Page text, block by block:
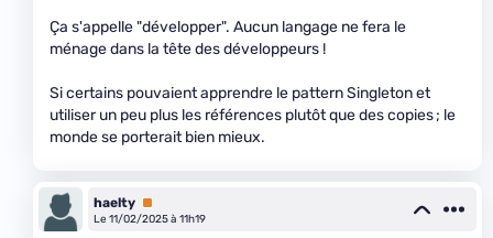
Ça s'appelle "développer". Aucun langage ne fera le
ménage dans la tête des développeurs !
Si certains pouvaient apprendre le pattern Singleton et
utiliser un peu plus les références plutôt que des copies ; le
monde se porterait bien mieux.
haelty Premium
Le 11/02/2025 à 11h19